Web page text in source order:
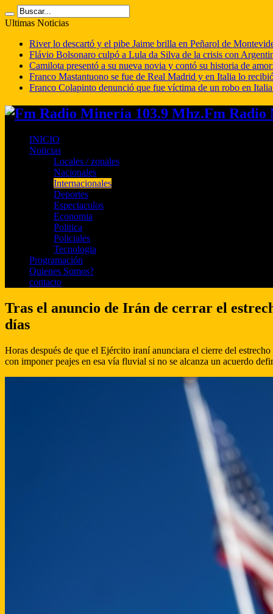
Ultimas Noticias
River lo descartó y el pibe Jaime brilla en Peñarol de
Flávio Bolsonaro culpó a Lula da Silva de la crisis con
Camilota presentó a su nueva novia y contó su historia de
Franco Mastantuono se fue de Real Madrid y en Italia lo
Franco Colapinto denunció que fue víctima de un robo en
Fm Radio
INICIO
Noticias
Locales / zonales
Nacionales
Internacionales
Deportes
Espectaculos
Economia
Politica
Policiales
Tecnologia
Programación
Quienes Somos?
contacto
Tras el anuncio de Irán de cerrar el
días
Horas después de que el Ejército iraní anunciara el cierre del
con imponer peajes en esa vía fluvial si no se alcanza un acuerdo